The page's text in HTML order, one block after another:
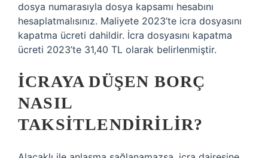
dosya numarasıyla dosya kapsamı hesabını
hesaplatmalısınız. Maliyete 2023’te icra dosyasını
kapatma ücreti dahildir. İcra dosyasını kapatma
ücreti 2023’te 31,40 TL olarak belirlenmiştir.
İCRAYA DÜŞEN BORÇ
NASIL
TAKSITLENDIRILIR?